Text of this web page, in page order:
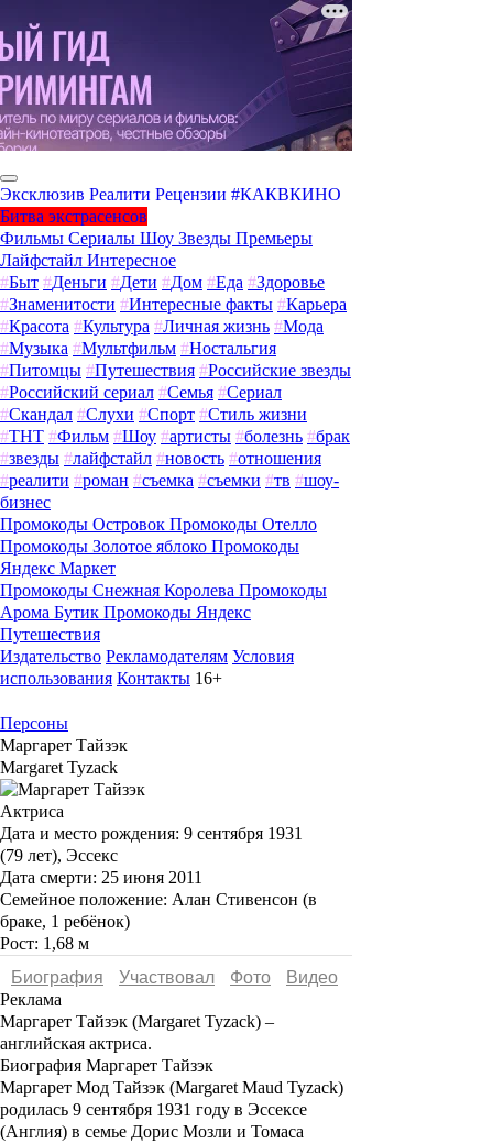
Эксклюзив Реалити Рецензии #КАКВКИНО
Битва экстрасенсов
Фильмы Сериалы Шоу Звезды Премьеры
Лайфстайл Интересное
#Быт #Деньги #Дети #Дом #Еда #Здоровье
#Знаменитости #Интересные факты #Карьера
#Красота #Культура #Личная жизнь #Мода
#Музыка #Мультфильм #Ностальгия
#Питомцы #Путешествия #Российские звезды
#Российский сериал #Семья #Сериал
#Скандал #Слухи #Спорт #Стиль жизни
#ТНТ #Фильм #Шоу #артисты #болезнь #брак
#звезды #лайфстайл #новость #отношения
#реалити #роман #съемка #съемки #тв #шоу-
бизнес
Промокоды Островок Промокоды Отелло
Промокоды Золотое яблоко Промокоды
Яндекс Маркет
Промокоды Снежная Королева Промокоды
Арома Бутик Промокоды Яндекс
Путешествия
Издательство Рекламодателям Условия
использования Контакты 16+
Персоны
Маргарет Тайзэк
Margaret Tyzack
Актриса
Дата и место рождения: 9 сентября 1931
(79 лет), Эссекс
Дата смерти: 25 июня 2011
Семейное положение: Алан Стивенсон (в
браке, 1 ребёнок)
Рост: 1,68 м
Биография
Участвовал Фото
Видеo
Реклама
Маргарет Тайзэк (Margaret Tyzack) –
английская актриса.
Биография Маргарет Тайзэк
Маргарет Мод Тайзэк (Margaret Maud Tyzack)
родилась 9 сентября 1931 году в Эссексе
(Англия) в семье Дорис Мозли и Томаса